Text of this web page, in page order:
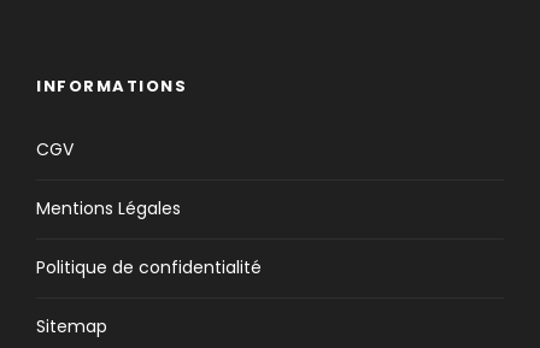
INFORMATIONS
CGV
Mentions Légales
Politique de confidentialité
Sitemap